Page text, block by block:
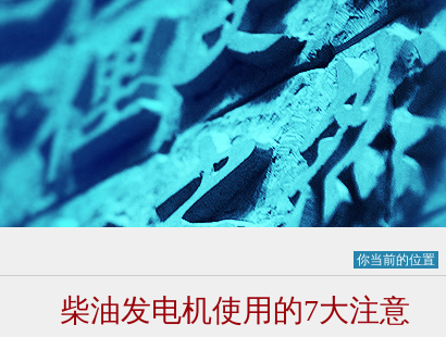
你当前的位置
柴油发电机使用的7大注意